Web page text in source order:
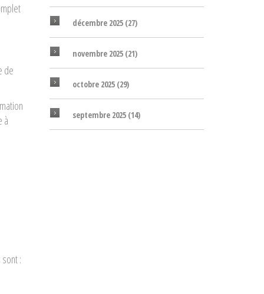
de
à
:
décembre 2025 (27)
novembre 2025 (21)
octobre 2025 (29)
septembre 2025 (14)